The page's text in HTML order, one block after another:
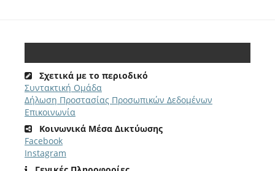
Σχετικά με το περιοδικό
Συντακτική Ομάδα
Δήλωση Προστασίας Προσωπικών Δεδομένων
Επικοινωνία
Κοινωνικά Μέσα Δικτύωσης
Facebook
Instagram